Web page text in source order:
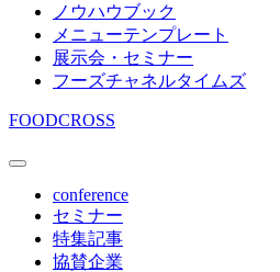
ノウハウブック
メニューテンプレート
展示会・セミナー
フーズチャネルタイムズ
FOODCROSS
conference
セミナー
特集記事
協賛企業